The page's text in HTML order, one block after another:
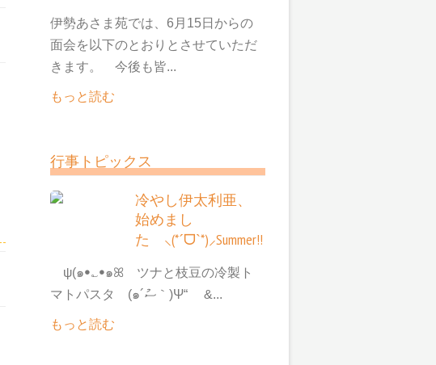
伊勢あさま苑では、6月15日からの
面会を以下のとおりとさせていただ
きます。 今後も皆...
もっと読む
行事トピックス
冷やし伊太利亜、
始めまし
た ⸜(*ˊᗜˋ*)⸝Summer!!
ψ(๑ꔷ؎ꔷ๑ꕤ ツナと枝豆の冷製ト
マトパスタ (๑´ސު｀)Ψ“ &...
もっと読む